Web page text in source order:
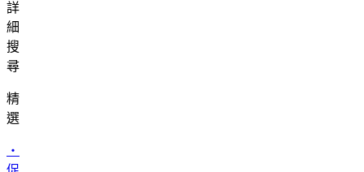
詳
細
搜
尋
精
選
・